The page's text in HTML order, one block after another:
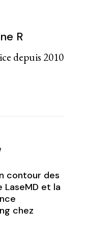
R
depuis 2010
contour des
LaseMD et la
chez